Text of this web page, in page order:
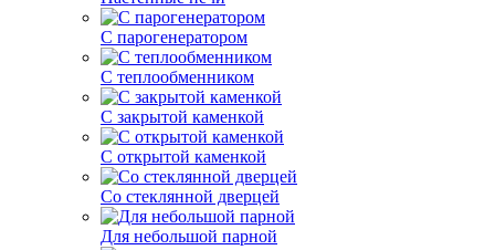
С парогенератором
С теплообменником
С закрытой каменкой
С открытой каменкой
Со стеклянной дверцей
Для небольшой парной